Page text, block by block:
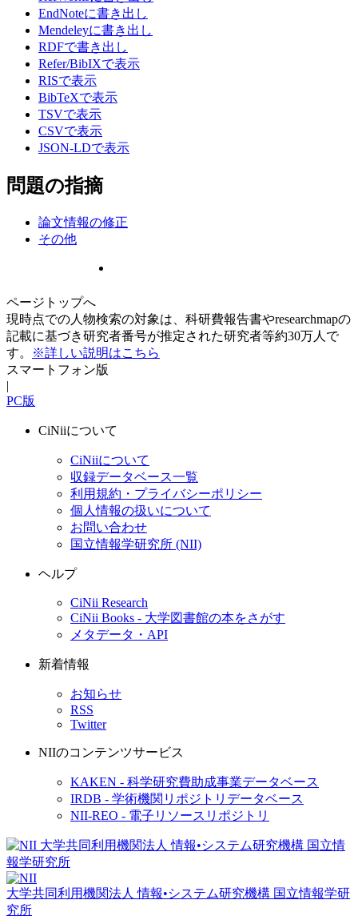
EndNoteに書き出し
Mendeleyに書き出し
RDFで書き出し
Refer/BibIXで表示
RISで表示
BibTeXで表示
TSVで表示
CSVで表示
JSON-LDで表示
問題の指摘
論文情報の修正
その他
ページトップへ
現時点での人物検索の対象は、科研費報告書やresearchmapの
記載に基づき研究者番号が推定された研究者等約30万人で
す。
※詳しい説明はこちら
スマートフォン版
|
PC版
CiNiiについて
CiNiiについて
収録データベース一覧
利用規約・プライバシーポリシー
個人情報の扱いについて
お問い合わせ
国立情報学研究所 (NII)
ヘルプ
CiNii Research
CiNii Books - 大学図書館の本をさがす
メタデータ・API
新着情報
お知らせ
RSS
Twitter
NIIのコンテンツサービス
KAKEN - 科学研究費助成事業データベース
IRDB - 学術機関リポジトリデータベース
NII-REO - 電子リソースリポジトリ
大学共同利用機関法人 情報•システム研究機構 国立情報学研
究所